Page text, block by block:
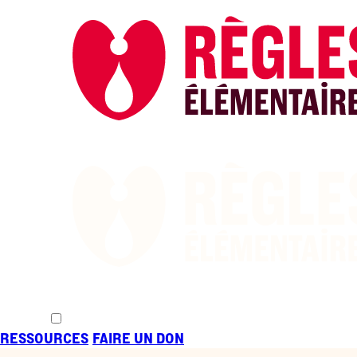
RESSOURCES FAIRE UN DON
LES